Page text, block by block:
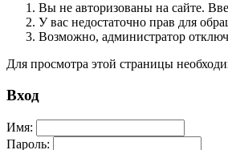
Вы не авторизованы на сайте.
У вас недостаточно прав для
Возможно, администратор
Для просмотра этой страницы
Вход
Имя:
Пароль: